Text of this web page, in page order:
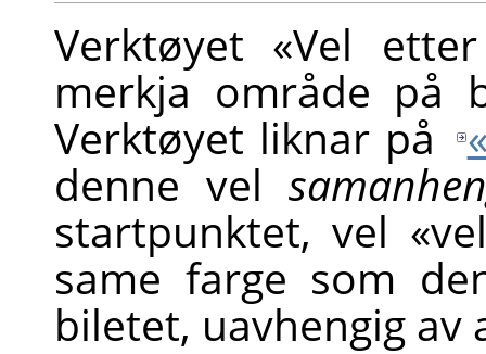
Verktøyet «Vel
merkja område på
Verktøyet liknar på
denne vel
startpunktet, vel
same farge som
biletet, uavhengig